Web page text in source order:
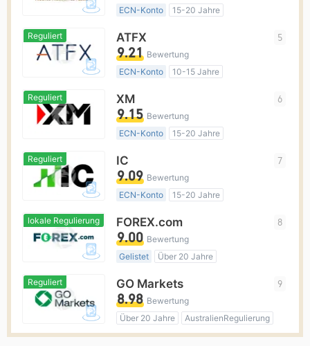
ECN-Konto
15-20 Jahre
Market Making (MM)
Reguliert ATFX 5
9.21 Bewertung
ECN-Konto
10-15 Jahre
Market Making (MM)
Regionale Kaufmann
Reguliert XM 6
9.15 Bewertung
ECN-Konto
15-20 Jahre
Market Making (MM)
Globales Geschäft
Reguliert IC 7
9.09 Bewertung
ECN-Konto
15-20 Jahre
Market Making (MM)
Globales Geschäft
lokale Regulierung FOREX.com 8
9.00 Bewertung
Gelistet
Über 20 Jahre
Market Making (MM)
Globales Geschäft
Hohes potenzielles Risiko
Reguliert GO Markets 9
8.98 Bewertung
Über 20 Jahre
AustralienRegulierung
Market Making (MM)
cTrader